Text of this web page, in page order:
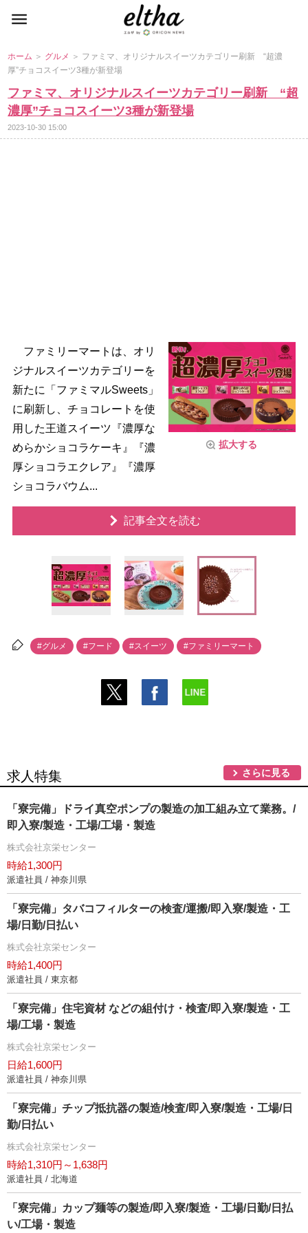
ホーム ＞ グルメ ＞ ファミマ、オリジナルスイーツカテゴリー刷新 “超濃
厚”チョコスイーツ3種が新登場
ファミマ、オリジナルスイーツカテゴリー刷新 “超
濃厚”チョコスイーツ3種が新登場
2023-10-30 15:00
拡大する
ファミリーマートは、オリ
ジナルスイーツカテゴリーを
新たに「ファミマルSweets」
に刷新し、チョコレートを使
用した王道スイーツ『濃厚な
めらかショコラケーキ』『濃
厚ショコラエクレア』『濃厚
ショコラバウム...
記事全文を読む
#グルメ #フード #スイーツ #ファミリーマート
求人特集 さらに見る
「寮完備」ドライ真空ポンプの製造の加工組み立て業務。/
即入寮/製造・工場/工場・製造
株式会社京栄センター
時給1,300円
派遣社員 / 神奈川県
「寮完備」タバコフィルターの検査/運搬/即入寮/製造・工
場/日勤/日払い
株式会社京栄センター
時給1,400円
派遣社員 / 東京都
「寮完備」住宅資材 などの組付け・検査/即入寮/製造・工
場/工場・製造
株式会社京栄センター
日給1,600円
派遣社員 / 神奈川県
「寮完備」チップ抵抗器の製造/検査/即入寮/製造・工場/日
勤/日払い
株式会社京栄センター
時給1,310円～1,638円
派遣社員 / 北海道
「寮完備」カップ麺等の製造/即入寮/製造・工場/日勤/日払
い/工場・製造